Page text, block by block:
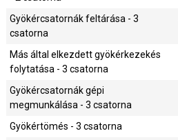
Gyökércsatornák feltárása - 3
csatorna
Más által elkezdett gyökérkezekés
folytatása - 3 csatorna
Gyökércsatornák gépi
megmunkálása - 3 csatorna
Gyökértömés - 3 csatorna